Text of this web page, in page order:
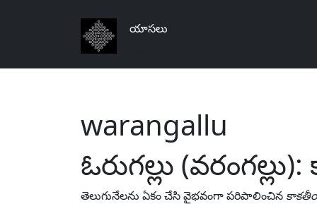
యాసలు
warangallu
ఓరుగల్లు
తెలుగునేలను ఏకం చేసి వైభవంగా పరిపాలించిన